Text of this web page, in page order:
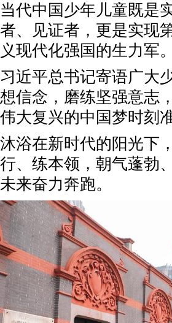
当代中国少年儿童既是
者、见证者，更是实现
义现代化强国的生力军。
习近平总书记寄语广大
想信念，磨练坚强意志
伟大复兴的中国梦时刻准
沐浴在新时代的阳光下
行、练本领，朝气蓬勃
未来奋力奔跑。